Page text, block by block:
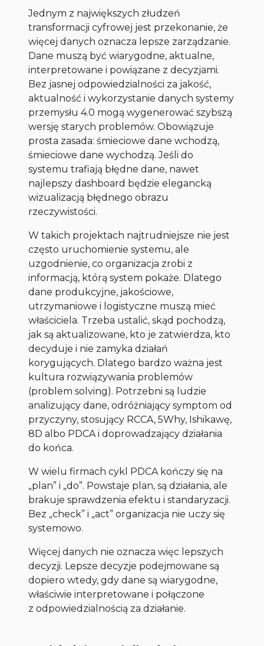
Jednym z największych złudzeń
transformacji cyfrowej jest przekonanie, że
więcej danych oznacza lepsze zarządzanie.
Dane muszą być wiarygodne, aktualne,
interpretowane i powiązane z decyzjami.
Bez jasnej odpowiedzialności za jakość,
aktualność i wykorzystanie danych systemy
przemysłu 4.0 mogą wygenerować szybszą
wersję starych problemów. Obowiązuje
prosta zasada: śmieciowe dane wchodzą,
śmieciowe dane wychodzą. Jeśli do
systemu trafiają błędne dane, nawet
najlepszy dashboard będzie elegancką
wizualizacją błędnego obrazu
rzeczywistości.
W takich projektach najtrudniejsze nie jest
często uruchomienie systemu, ale
uzgodnienie, co organizacja zrobi z
informacją, którą system pokaże. Dlatego
dane produkcyjne, jakościowe,
utrzymaniowe i logistyczne muszą mieć
właściciela. Trzeba ustalić, skąd pochodzą,
jak są aktualizowane, kto je zatwierdza, kto
decyduje i nie zamyka działań
korygujących. Dlatego bardzo ważna jest
kultura rozwiązywania problemów
(problem solving). Potrzebni są ludzie
analizujący dane, odróżniający symptom od
przyczyny, stosujący RCCA, 5Why, Ishikawę,
8D albo PDCA i doprowadzający działania
do końca.
W wielu firmach cykl PDCA kończy się na
„plan” i „do”. Powstaje plan, są działania, ale
brakuje sprawdzenia efektu i standaryzacji.
Bez „check” i „act” organizacja nie uczy się
systemowo.
Więcej danych nie oznacza więc lepszych
decyzji. Lepsze decyzje podejmowane są
dopiero wtedy, gdy dane są wiarygodne,
właściwie interpretowane i połączone
z odpowiedzialnością za działanie.